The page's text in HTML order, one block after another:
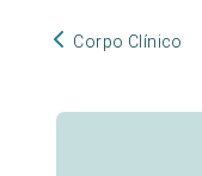
Corpo Clínico